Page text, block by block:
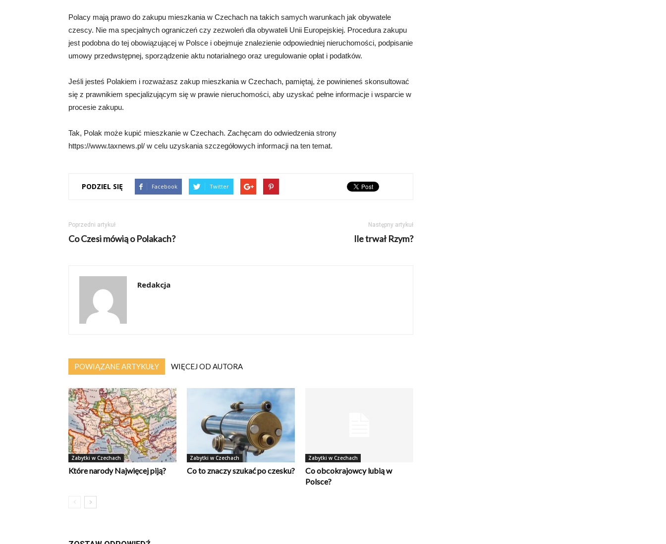
Polacy mają prawo do zakupu mieszkania w Czechach na takich samych warunkach jak obywatele
czescy. Nie ma specjalnych ograniczeń czy zezwoleń dla obywateli Unii Europejskiej. Procedura zakupu
jest podobna do tej obowiązującej w Polsce i obejmuje znalezienie odpowiedniej nieruchomości, podpisanie
umowy przedwstępnej, sporządzenie aktu notarialnego oraz uregulowanie opłat i podatków.
Jeśli jesteś Polakiem i rozważasz zakup mieszkania w Czechach, pamiętaj, że powinieneś skonsultować
się z prawnikiem specjalizującym się w prawie nieruchomości, aby uzyskać pełne informacje i wsparcie w
procesie zakupu.
Tak, Polak może kupić mieszkanie w Czechach. Zachęcam do odwiedzenia strony
https://www.taxnews.pl/ w celu uzyskania szczegółowych informacji na ten temat.
PODZIEL SIĘ Facebook Twitter
Poprzedni artykuł
Co Czesi mówią o Polakach?
Następny artykuł
Ile trwał Rzym?
Redakcja
POWIĄZANE ARTYKUŁY WIĘCEJ OD AUTORA
Zabytki w Czechach
Które narody Najwięcej piją?
Zabytki w Czechach
Co to znaczy szukać po czesku?
Zabytki w Czechach
Co obcokrajowcy lubią w
Polsce?